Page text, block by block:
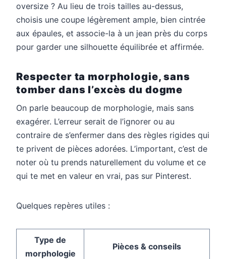
oversize ? Au lieu de trois tailles au-dessus,
choisis une coupe légèrement ample, bien cintrée
aux épaules, et associe-la à un jean près du corps
pour garder une silhouette équilibrée et affirmée.
Respecter ta morphologie, sans
tomber dans l’excès du dogme
On parle beaucoup de morphologie, mais sans
exagérer. L’erreur serait de l’ignorer ou au
contraire de s’enfermer dans des règles rigides qui
te privent de pièces adorées. L’important, c’est de
noter où tu prends naturellement du volume et ce
qui te met en valeur en vrai, pas sur Pinterest.
Quelques repères utiles :
Type de
morphologie
Pièces & conseils